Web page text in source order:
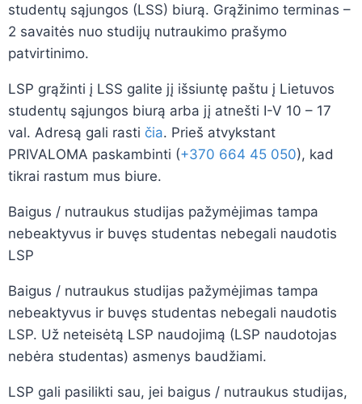
studentų sąjungos (LSS) biurą. Grąžinimo terminas –
2 savaitės nuo studijų nutraukimo prašymo
patvirtinimo.
LSP grąžinti į LSS galite jį išsiuntę paštu į Lietuvos
studentų sąjungos biurą arba jį atnešti I-V 10 – 17
val. Adresą gali rasti čia. Prieš atvykstant
PRIVALOMA paskambinti (+370 664 45 050), kad
tikrai rastum mus biure.
Baigus / nutraukus studijas pažymėjimas tampa
nebeaktyvus ir buvęs studentas nebegali naudotis
LSP
Baigus / nutraukus studijas pažymėjimas tampa
nebeaktyvus ir buvęs studentas nebegali naudotis
LSP. Už neteisėtą LSP naudojimą (LSP naudotojas
nebėra studentas) asmenys baudžiami.
LSP gali pasilikti sau, jei baigus / nutraukus studijas,